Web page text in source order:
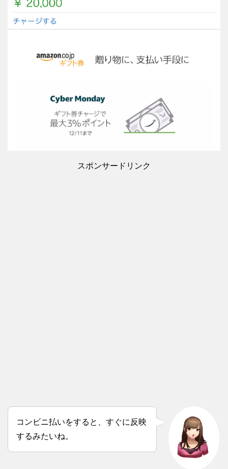
スポンサードリンク
コンビニ払いをすると、すぐに反映
するみたいね。